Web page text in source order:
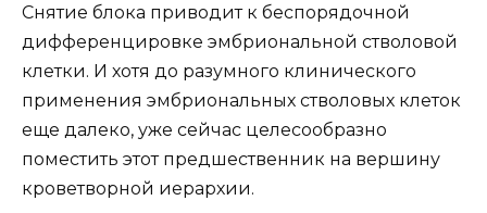
Снятие блока приводит к беспорядочной
дифференцировке эмбриональной стволовой
клетки. И хотя до разумного клинического
применения эмбриональных стволовых клеток
еще далеко, уже сейчас целесообразно
поместить этот предшественник на вершину
кроветворной иерархии.